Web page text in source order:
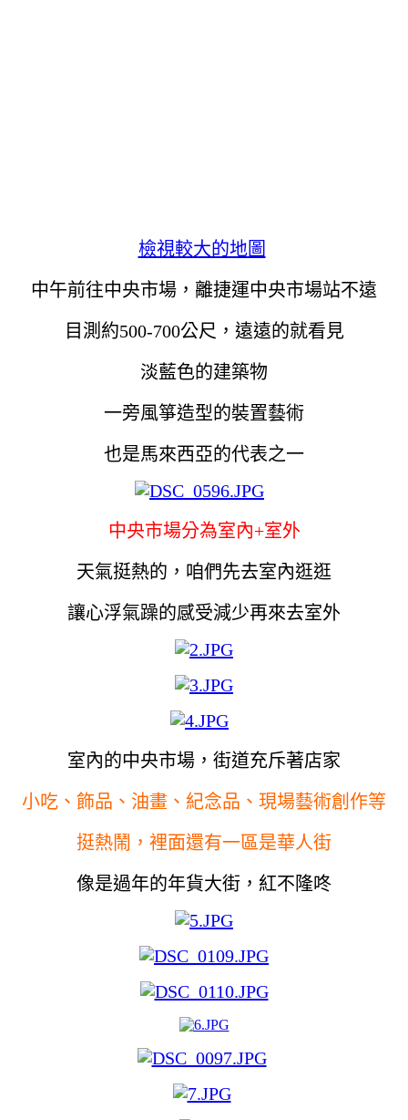
檢視較大的地圖
中午前往中央市場，離捷運中央市場站不遠
目測約500-700公尺，遠遠的就看見
淡藍色的建築物
一旁風箏造型的裝置藝術
也是馬來西亞的代表之一
中央市場分為室內+室外
天氣挺熱的，咱們先去室內逛逛
讓心浮氣躁的感受減少再來去室外
室內的中央市場，街道充斥著店家
小吃、飾品、油畫、紀念品、現場藝術創作等
挺熱鬧，裡面還有一區是華人街
像是過年的年貨大街，紅不隆咚